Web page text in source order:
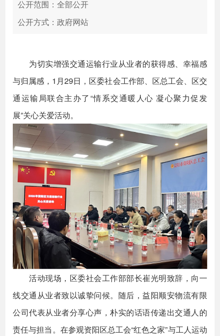
公开范围：全部公开
公开方式：政府网站
为切实增强交通运输行业从业者的获得感、幸福感
与归属感，1月29日，区委社会工作部、区总工会、区交
通运输局联合主办了“情系交通暖人心 凝心聚力促发
展”关心关爱活动。
活动现场，区委社会工作部部长崔光明致辞，向一
线交通从业者致以诚挚问候。随后，益阳顺安物流有限
公司代表从业者分享心声，朴实的话语传递出交通人的
责任与担当。在参观资阳区总工会“红色之家”与工人运动